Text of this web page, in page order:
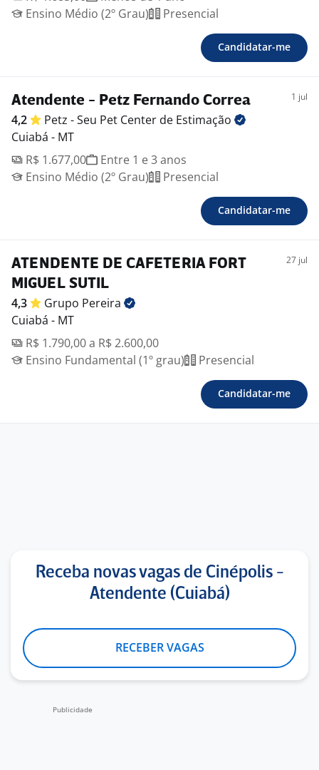
Ensino Médio (2º Grau)
Presencial
Candidatar-me
Atendente - Petz Fernando Correa 1 jul
4,2 Petz - Seu Pet Center de Estimação
Cuiabá - MT
R$ 1.677,00
Entre 1 e 3 anos
Ensino Médio (2º Grau)
Presencial
Candidatar-me
ATENDENTE DE CAFETERIA FORT
MIGUEL SUTIL
27 jul
4,3 Grupo Pereira
Cuiabá - MT
R$ 1.790,00 a R$ 2.600,00
Ensino Fundamental (1º grau)
Presencial
Candidatar-me
Receba novas vagas de Cinépolis -
Atendente (Cuiabá)
RECEBER VAGAS